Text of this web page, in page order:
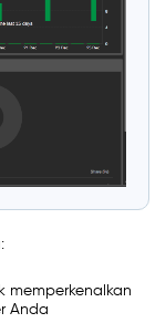
memperkenalkan
Anda